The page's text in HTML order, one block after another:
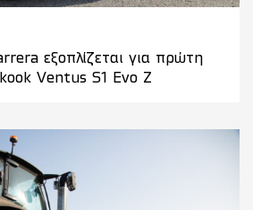
εξοπλίζεται για πρώτη
Ventus S1 Evo Z